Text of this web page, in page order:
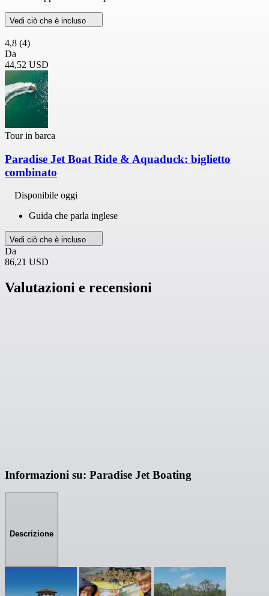
Vedi ciò che è incluso
4,8 (4)
Da
44,52 USD
Tour in barca
Paradise Jet Boat Ride & Aquaduck: biglietto
combinato
Disponibile oggi
Guida che parla inglese
Vedi ciò che è incluso
Da
86,21 USD
Valutazioni e recensioni
Informazioni su: Paradise Jet Boating
Descrizione